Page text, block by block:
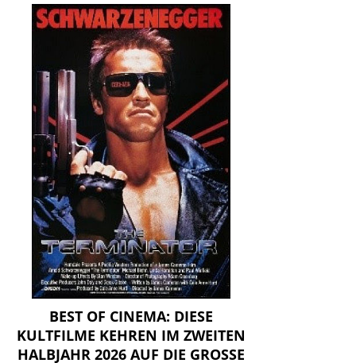
BEST OF CINEMA: DIESE
KULTFILME KEHREN IM ZWEITEN
HALBJAHR 2026 AUF DIE GROSSE L